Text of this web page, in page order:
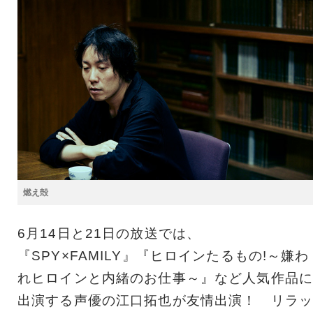
燃え殻
6月14日と21日の放送では、
『SPY×FAMILY』『ヒロインたるもの!～嫌わ
れヒロインと内緒のお仕事～』など人気作品に
出演する声優の江口拓也が友情出演！ リラッ